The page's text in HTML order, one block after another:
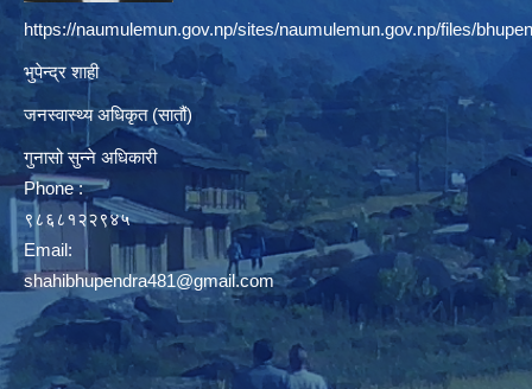
https://naumulemun.gov.np/sites/naumulemun.gov.np/files/
भुपेन्द्र शाही
जनस्वास्थ्य अधिकृत (सातौं)
गुनासो सुन्ने अधिकारी
Phone :
९८६८१२२९४५
Email:
shahibhupendra481@gmail.com